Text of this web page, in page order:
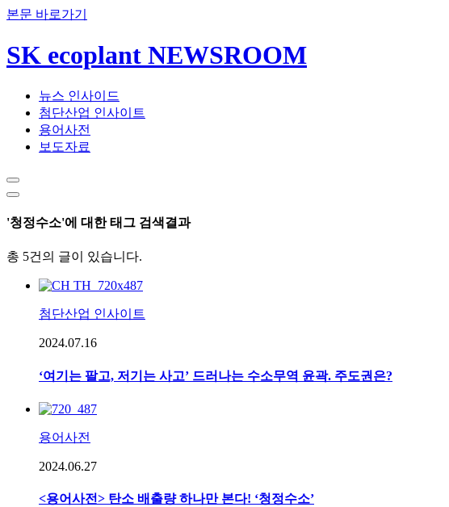
본문 바로가기
SK ecoplant NEWSROOM
뉴스 인사이드
첨단산업 인사이트
용어사전
보도자료
'청정수소'에 대한 태그 검색결과
총 5건의 글이 있습니다.
첨단산업 인사이트
2024.07.16
‘여기는 팔고, 저기는 사고’ 드러나는 수소무역 윤곽. 주도권은?
용어사전
2024.06.27
<용어사전> 탄소 배출량 하나만 본다! ‘청정수소’